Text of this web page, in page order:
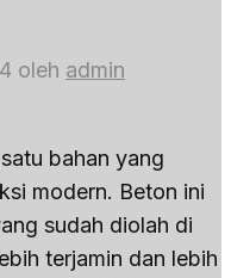
oleh admin
bahan yang
modern. Beton ini
sudah diolah di
terjamin dan lebih